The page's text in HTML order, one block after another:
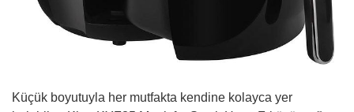
Küçük boyutuyla her mutfakta kendine kolayca yer